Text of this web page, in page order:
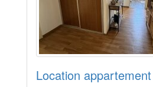
Location appartement